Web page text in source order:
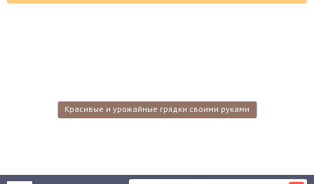
Красивые и урожайные грядки своими руками